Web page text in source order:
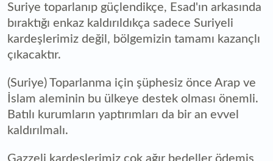
Suriye toparlanıp güçlendikçe, Esad'ın arkasında
bıraktığı enkaz kaldırıldıkça sadece Suriyeli
kardeşlerimiz değil, bölgemizin tamamı kazançlı
çıkacaktır.
(Suriye) Toparlanma için şüphesiz önce Arap ve
İslam aleminin bu ülkeye destek olması önemli.
Batılı kurumların yaptırımları da bir an evvel
kaldırılmalı.
Gazzeli kardeşlerimiz çok ağır bedeller ödemiş